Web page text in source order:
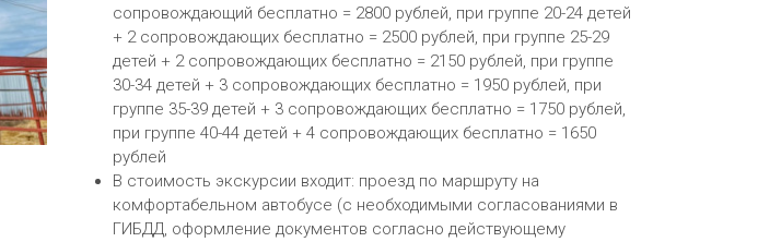
сопровождающий бесплатно = 2800 рублей, при группе 20-24 детей
+ 2 сопровождающих бесплатно = 2500 рублей, при группе 25-29
детей + 2 сопровождающих бесплатно = 2150 рублей, при группе
30-34 детей + 3 сопровождающих бесплатно = 1950 рублей, при
группе 35-39 детей + 3 сопровождающих бесплатно = 1750 рублей,
при группе 40-44 детей + 4 сопровождающих бесплатно = 1650
рублей
В стоимость экскурсии входит: проезд по маршруту на
комфортабельном автобусе (с необходимыми согласованиями в
ГИБДД, оформление документов согласно действующему